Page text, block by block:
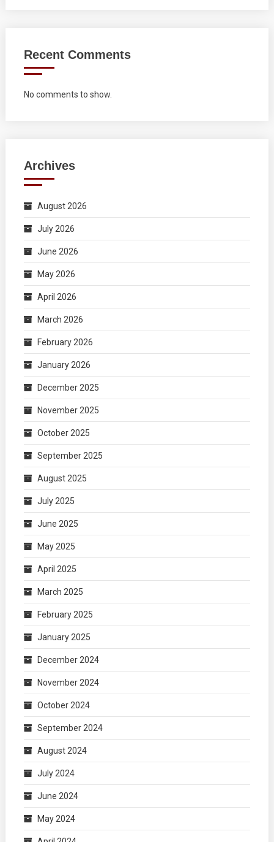
Recent Comments
No comments to show.
Archives
August 2026
July 2026
June 2026
May 2026
April 2026
March 2026
February 2026
January 2026
December 2025
November 2025
October 2025
September 2025
August 2025
July 2025
June 2025
May 2025
April 2025
March 2025
February 2025
January 2025
December 2024
November 2024
October 2024
September 2024
August 2024
July 2024
June 2024
May 2024